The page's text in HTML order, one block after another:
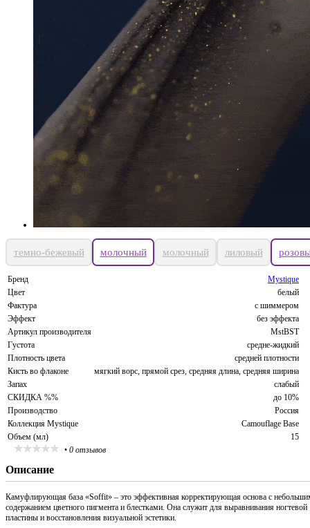
темно-бежевый молочный молочный лиловый
Бренд
Mystique
Цвет
белый
Фактура
с шиммером
Эффект
без эффекта
Артикул производителя
MstBST
Густота
средне-жидкий
Плотность цвета
средней плотности
Кисть во флаконе
мягкий ворс, прямой срез, средняя длина, средняя ширина
Запах
слабый
СКИДКА %%
до 10%
Производство
Россия
Коллекция Mystique
Camouflage Base
Объем (мл)
15
• 0 отзывов
Описание
Камуфлирующая база «Soffit» – это эффективная корректирующая основа с
содержанием цветного пигмента и блестками. Она служит для выравнивания ногтевой
пластины и восстановления визуальной эстетики.